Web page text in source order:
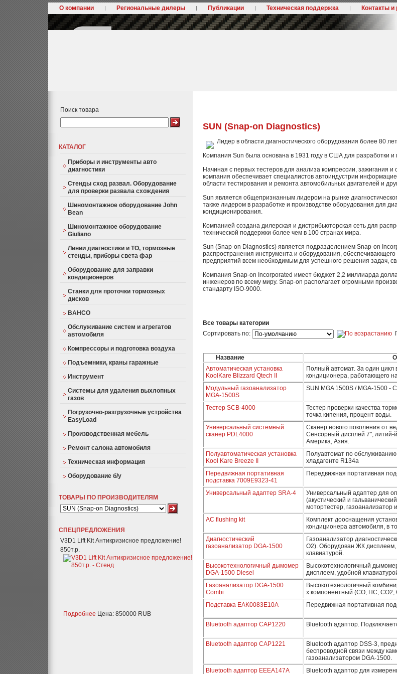
О компании Региональные дилеры Публикации Техническая поддержка Контакты и
Поиск товара
КАТАЛОГ
Приборы и инструменты авто
диагностики
Стенды сход развал. Оборудование
для проверки развала схождения
Шиномонтажное оборудование John
Bean
Шиномонтажное оборудование
Giuliano
Линии диагностики и ТО, тормозные
стенды, приборы света фар
Оборудование для заправки
кондиционеров
Станки для проточки тормозных
дисков
BAHCO
Обслуживание систем и агрегатов
автомобиля
Компрессоры и подготовка воздуха
Подъемники, краны гаражные
Инструмент
Системы для удаления выхлопных
газов
Погрузочно-разгрузочные устройства
EasyLoad
Производственная мебель
Ремонт салона автомобиля
Техническая информация
Оборудование б/у
ТОВАРЫ ПО ПРОИЗВОДИТЕЛЯМ
СПЕЦПРЕДЛОЖЕНИЯ
V3D1 Lift Kit Антикризисное предложение!
850т.р.
Подробнее Цена: 850000 RUB
SUN (Snap-on Diagnostics)
Лидер в области диагностического оборудования более 80
Компания Sun была основана в 1931 году в США для разработки и
Начиная с первых тестеров для анализа компрессии, зажигания
компания обеспечивает специалистов автоиндустрии
области тестирования и ремонта автомобильных двигателей и
Sun является общепризнанным лидером на рынке
также лидером в разработке и производстве оборудования для
кондиционирования.
Компанией создана дилерская и дистрибьюторская сеть для
технической поддержки более чем в 100 странах мира.
Sun (Snap-on Diagnostics) является подразделением Snap-on
распространения инструмента и оборудования,
предприятий всем необходимым для успешного решения задач,
Компания Snap-on Incorporated имеет бюджет 2,2 миллиарда
инженеров по всему миру. Snap-on располагает огромными
стандарту ISO-9000.
Все товары категории
Сортировать по:
Название
Автоматическая установка
KoolKare Blizzard Qtech II
Полный автомат. За один цикл
кондиционера, работающего
Модульный газоанализатор
MGA-1500S
SUN MGA 1500S / MGA-1500 -
Тестер SCB-4000
Тестер проверки качества
точка кипения, процент воды.
Универсальный системный
сканер PDL4000
Сканер нового поколения от
Сенсорный дисплей 7", литий-
Америка, Азия.
Полуавтоматическая установка
Kool Kare Breeze II
Полуавтомат по
хладагенте R134a
Передвижная портативная
подставка 7009E9323-41
Передвижная портативная
Универсальный адаптер SRA-4
Универсальный адаптер для
(акустический и
мотортестер, газоанализатор
AC flushing kit
Комплект дооснащения
кондиционера автомобиля, в
Диагностический
газоанализатор DGA-1500
Газоанализатор
О2). Оборудован ЖК
клавиатурой.
Высокотехнологичный дымомер
DGA-1500 Diesel
Высокотехнологичный
дисплеем, удобной
Газоанализатор DGA-1500
Combi
Высокотехнологичный
х компонентный (СО, НС, СО2,
Подставка EAK0083E10A Передвижная портативная
Bluetooth адаптор CAP1220 Bluetooth адаптор.
Bluetooth адаптор CAP1221
Bluetooth адаптор DSS-3,
беспроводной связи между
газоанализатором DGA-1500.
Bluetooth адаптор EEEA147A Bluetooth адаптор для